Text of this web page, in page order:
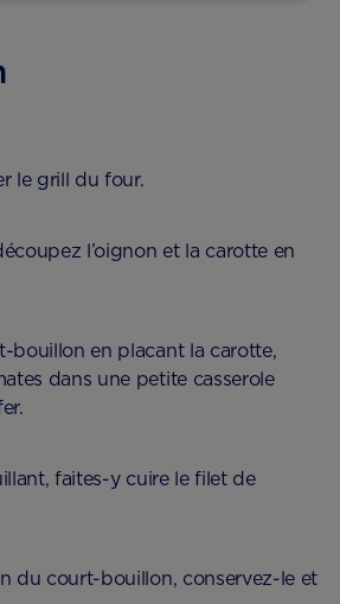
le grill du four.
l’oignon et la carotte en
bouillon en placant la carotte,
dans une petite casserole
faites-y cuire le filet de
du court-bouillon, conservez-le et